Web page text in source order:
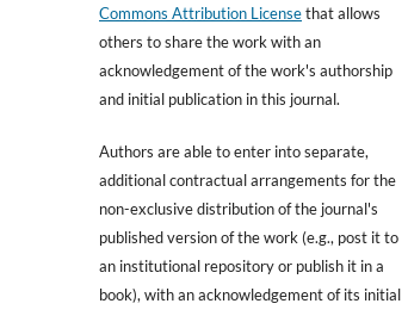
Commons Attribution License that allows
others to share the work with an
acknowledgement of the work's authorship
and initial publication in this journal.
Authors are able to enter into separate,
additional contractual arrangements for the
non-exclusive distribution of the journal's
published version of the work (e.g., post it to
an institutional repository or publish it in a
book), with an acknowledgement of its initial